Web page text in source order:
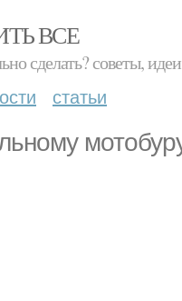
ВСЕ
сделать? советы,
статьи